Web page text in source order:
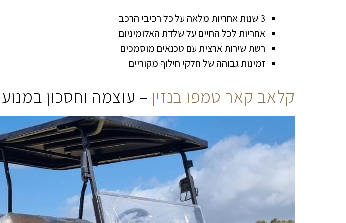
3 שנות אחריות מלאה על כל רכיבי הרכב
אחריות לכל החיים על שלדת האלומיניום
רשת שירות ארצית עם טכנאים מוסמכים
זמינות גבוהה של חלקי חילוף מקוריים
קלאב קאר טמפו בנזין – עוצמה וחסכון